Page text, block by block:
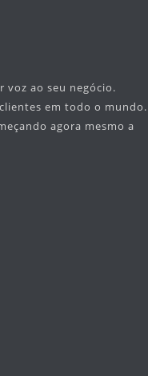
voz ao seu negócio.
em todo o mundo.
agora mesmo a